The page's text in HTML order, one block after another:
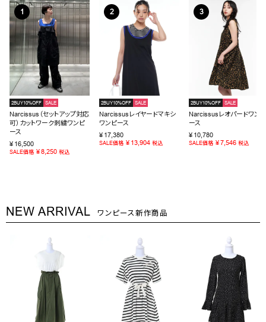
2BUY10%OFF SALE
Narcissus（セットアップ対応
可）カットワーク刺繍ワンピ
ース
¥ 16,500
SALE価格 ¥8,250 税込
2BUY10%OFF SALE
Narcissusレイヤードマキシ
ワンピース
¥ 17,380
SALE価格 ¥ 13,904 税込
2BUY10%OFF SALE
Narcissusレオパードワンピ
ース
¥ 10,780
SALE価格 ¥7,546 税込
NEW ARRIVAL ワンピース新作商品